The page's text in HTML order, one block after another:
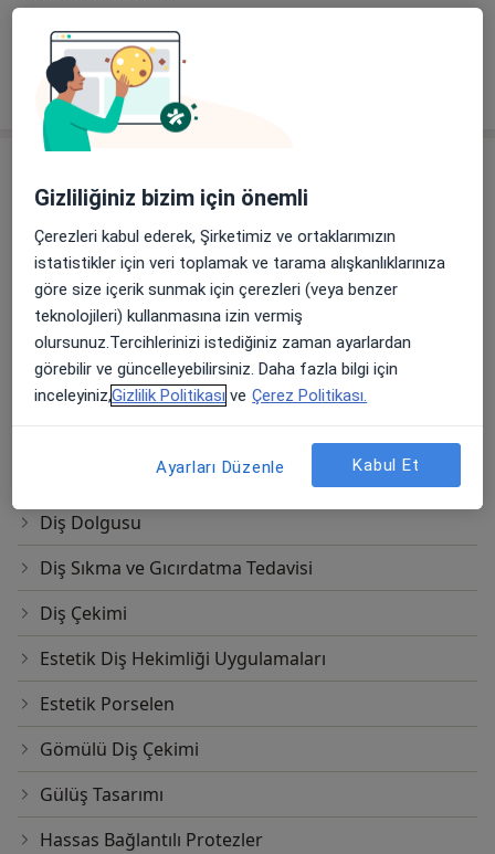
Diğer Hizmetler
20'lik Diş Çekimi
Apikal Rezeksiyon
Ağız Bakımı(Diş Ve Diş Eti Bakımı)
Diş Beyazlatma
Diş Dolgusu
Diş Sıkma ve Gıcırdatma Tedavisi
Diş Çekimi
Estetik Diş Hekimliği Uygulamaları
Estetik Porselen
Gömülü Diş Çekimi
Gülüş Tasarımı
Hassas Bağlantılı Protezler
Gizliliğiniz bizim için önemli
Çerezleri kabul ederek, Şirketimiz ve ortaklarımızın
istatistikler için veri toplamak ve tarama alışkanlıklarınıza
göre size içerik sunmak için çerezleri (veya benzer
teknolojileri) kullanmasına izin vermiş
olursunuz.Tercihlerinizi istediğiniz zaman ayarlardan
görebilir ve güncelleyebilirsiniz. Daha fazla bilgi için
inceleyiniz,Gizlilik Politikası ve Çerez Politikası.
Ayarları Düzenle Kabul Et